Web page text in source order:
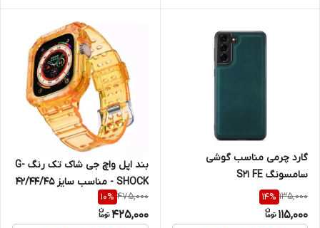
گارد چرمی مناسب گوشی
سامسونگ S21 FE
135,000
14%
115,000
بند اپل واچ جی شاک تک رنگ G-
SHOCK - مناسب سایز 42/44/45
میلیمتر
475,000
10%
425,000